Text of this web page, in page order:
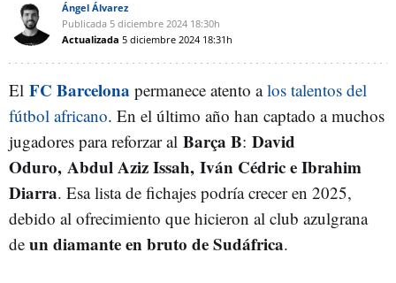
Ángel Álvarez
Publicada 5 diciembre 2024 18:30h
Actualizada 5 diciembre 2024 18:31h
El FC Barcelona permanece atento alos talentos del
fútbol africano. En el último año han captado a muchos
jugadores para reforzar al Barça B: David
Oduro, Abdul Aziz Issah, Iván Cédric e Ibrahim
Diarra. Esa lista de fichajes podría crecer en 2025,
debido al ofrecimiento que hicieron al club azulgrana
de un diamante en bruto de Sudáfrica.